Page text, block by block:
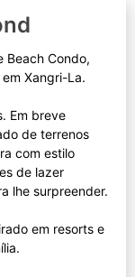
Beach Condo,
Xangri-La.
Em breve
de terrenos
com estilo
de lazer
lhe surpreender.
em resorts e